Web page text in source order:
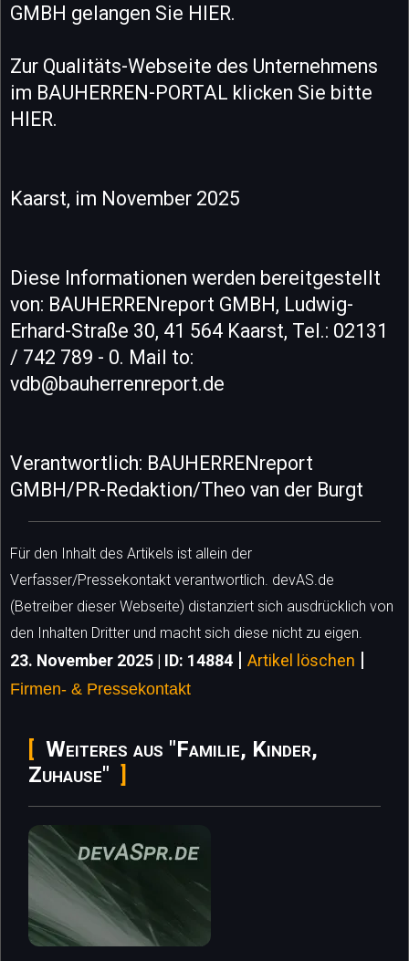
GMBH gelangen Sie HIER.
Zur Qualitäts-Webseite des Unternehmens
im BAUHERREN-PORTAL klicken Sie bitte
HIER.
Kaarst, im November 2025
Diese Informationen werden bereitgestellt
von: BAUHERRENreport GMBH, Ludwig-
Erhard-Straße 30, 41 564 Kaarst, Tel.: 02131
/ 742 789 - 0. Mail to:
vdb@bauherrenreport.de
Verantwortlich: BAUHERRENreport
GMBH/PR-Redaktion/Theo van der Burgt
Für den Inhalt des Artikels ist allein der
Verfasser/Pressekontakt verantwortlich. devAS.de
(Betreiber dieser Webseite) distanziert sich ausdrücklich von
den Inhalten Dritter und macht sich diese nicht zu eigen.
23. November 2025 | ID: 14884 | Artikel löschen |
Firmen- & Pressekontakt
Weiteres aus "Familie, Kinder,
Zuhause"